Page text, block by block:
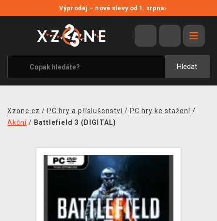
Výprodej – nové slevy od 1. srpna›
Hledat
VÝPRODEJ
VIDEOHRY
XZONE ORIGINALS
TÉMATIKY
MERCHANDISE
Xzone.cz / PC hry a příslušenství / PC hry ke stažení /
Akční / Battlefield 3 (DIGITAL)